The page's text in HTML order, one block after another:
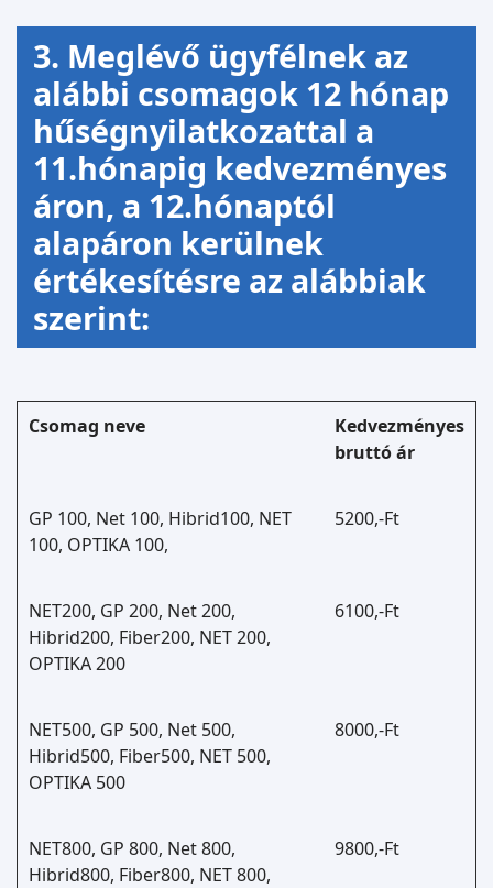
3. Meglévő ügyfélnek az
alábbi csomagok 12 hónap
hűségnyilatkozattal a
11.hónapig kedvezményes
áron, a 12.hónaptól
alapáron kerülnek
értékesítésre az alábbiak
szerint:
Csomag neve
Kedvezményes
bruttó ár
GP 100, Net 100, Hibrid100, NET
100, OPTIKA 100,
5200,-Ft
NET200, GP 200, Net 200,
Hibrid200, Fiber200, NET 200,
OPTIKA 200
6100,-Ft
NET500, GP 500, Net 500,
Hibrid500, Fiber500, NET 500,
OPTIKA 500
8000,-Ft
NET800, GP 800, Net 800,
Hibrid800, Fiber800, NET 800,
9800,-Ft